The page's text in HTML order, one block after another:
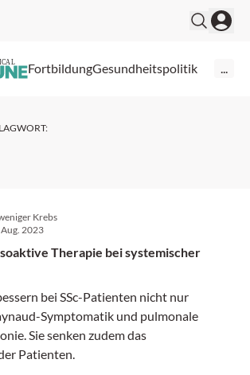
FortbildungGesundheitspolitik ...
:
Krebs
2023
Therapie bei systemischer
bei SSc-Patienten nicht nur
Symptomatik und pulmonale
Sie senken zudem das
Patienten.